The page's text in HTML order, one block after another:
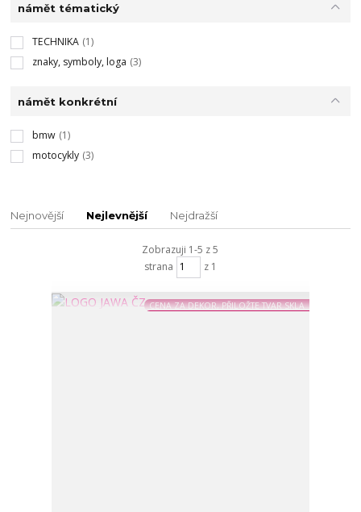
námět tématický
TECHNIKA (1)
znaky, symboly, loga (3)
námět konkrétní
bmw (1)
motocykly (3)
Nejnovější Nejlevnější Nejdražší
Zobrazuji 1-5 z 5
strana
z 1
CENA ZA DEKOR, PŘILOŽTE TVAR SKLA